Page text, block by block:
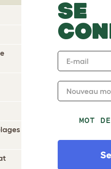
SE
E-mail
Nouveau
MOT